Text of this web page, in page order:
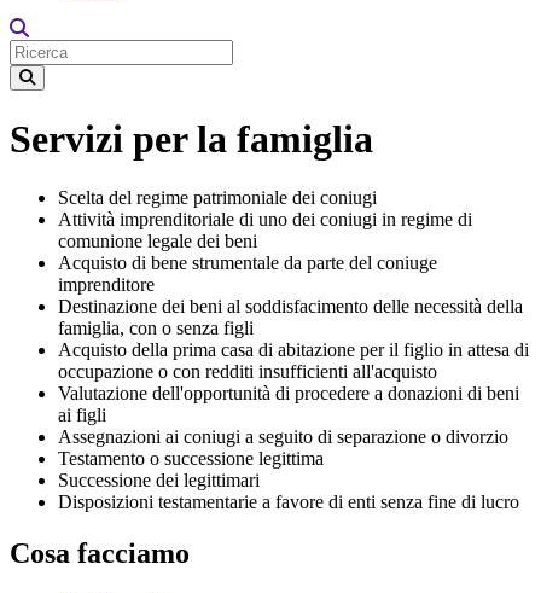
Servizi per la famiglia
Scelta del regime patrimoniale dei coniugi
Attività imprenditoriale di uno dei coniugi in regime di
comunione legale dei beni
Acquisto di bene strumentale da parte del coniuge
imprenditore
Destinazione dei beni al soddisfacimento delle necessità della
famiglia, con o senza figli
Acquisto della prima casa di abitazione per il figlio in attesa di
occupazione o con redditi insufficienti all'acquisto
Valutazione dell'opportunità di procedere a donazioni di beni
ai figli
Assegnazioni ai coniugi a seguito di separazione o divorzio
Testamento o successione legittima
Successione dei legittimari
Disposizioni testamentarie a favore di enti senza fine di lucro
Cosa facciamo